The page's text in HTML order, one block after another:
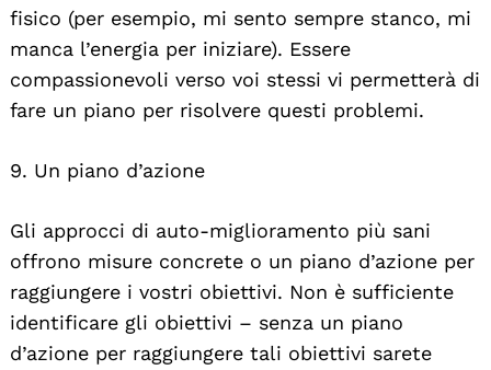
fisico (per esempio, mi sento sempre stanco, mi
manca l’energia per iniziare). Essere
compassionevoli verso voi stessi vi permetterà di
fare un piano per risolvere questi problemi.
9. Un piano d’azione
Gli approcci di auto-miglioramento più sani
offrono misure concrete o un piano d’azione per
raggiungere i vostri obiettivi. Non è sufficiente
identificare gli obiettivi – senza un piano
d’azione per raggiungere tali obiettivi sarete